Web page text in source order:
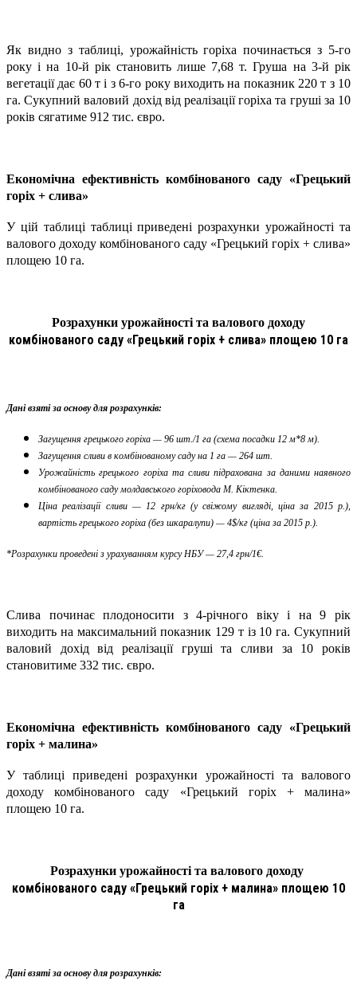
Як видно з таблиці, урожайність горіха починається з 5-го
року і на 10-й рік становить лише 7,68 т. Груша на 3-й рік
вегетації дає 60 т і з 6-го року виходить на показник 220 т з 10
га. Сукупний валовий дохід від реалізації горіха та груші за 10
років сягатиме 912 тис. євро.
Економічна ефективність комбінованого саду «Грецький
горіх + слива»
У цій таблиці таблиці приведені розрахунки урожайності та
валового доходу комбінованого саду «Грецький горіх + слива»
площею 10 га.
Розрахунки урожайності та валового доходу
комбінованого саду «Грецький горіх + слива» площею 10 га
Дані взяті за основу для розрахунків:
Загущення грецького горіха — 96 шт./1 га (схема посадки 12 м*8 м).
Загущення сливи в комбінованому саду на 1 га — 264 шт.
Урожайність грецького горіха та сливи підрахована за даними наявного
комбінованого саду молдавського горіховода М. Кіктенка.
Ціна реалізації сливи — 12 грн/кг (у свіжому вигляді, ціна за 2015 р.),
вартість грецького горіха (без шкаралупи) — 4$/кг (ціна за 2015 р.).
*Розрахунки проведені з урахуванням курсу НБУ — 27,4 грн/1€.
Слива починає плодоносити з 4-річного віку і на 9 рік
виходить на максимальний показник 129 т із 10 га. Сукупний
валовий дохід від реалізації груші та сливи за 10 років
становитиме 332 тис. євро.
Економічна ефективність комбінованого саду «Грецький
горіх + малина»
У таблиці приведені розрахунки урожайності та валового
доходу комбінованого саду «Грецький горіх + малина»
площею 10 га.
Розрахунки урожайності та валового доходу
комбінованого саду «Грецький горіх + малина» площею 10
га
Дані взяті за основу для розрахунків: